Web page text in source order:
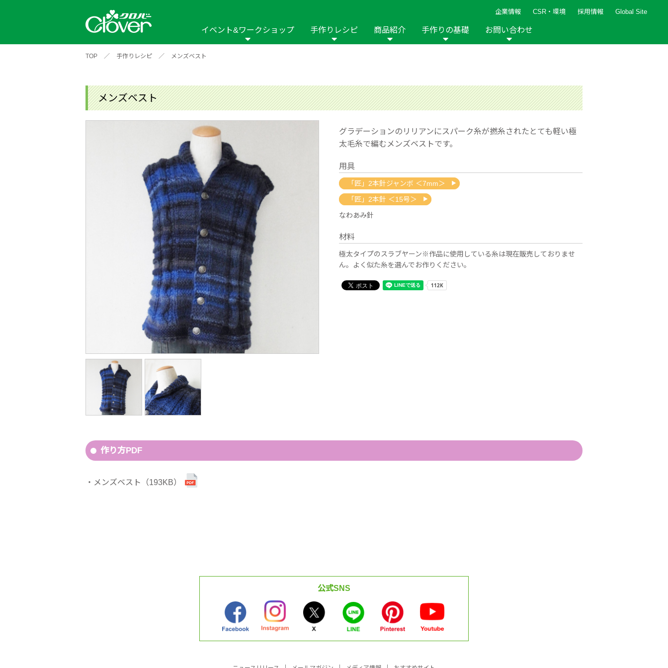
企業情報 CSR・環境 採用情報 Global Site
イベント&ワークショップ
ワークショップ
2024年
イベントレポート
2020年 2019年 2018年 2016年 2015年 2014年 2013年
手作りレシピ
アイテムから探す ソーイング パッチワーク・キルト
布の手芸
羊毛の手芸 刺しゅう
編み物 インテリア
その他
人気レシピ
商品紹介
新商品一覧 縫い針 ソーイング用品 はさみ ソーメニュ パッチワーク・キルト 手芸用品 編み針
編み物用品 インテリア 補修用品 ホビー材料・キット 作品本 おなまえつけグッズ ペーパークラフト
クロバーモチーフ ポルトボヌール
手作りの基礎 お問い合わせ
TOP ／ 手作りレシピ ／ メンズベスト
メンズベスト
グラデーションのリリアンにスパーク糸が撚糸されたとても軽い極
太毛糸で編むメンズベストです。
用具
「匠」2本針ジャンボ ＜7mm＞
「匠」2本針 ＜15号＞
なわあみ針
材料
極太タイプのスラブヤーン※作品に使用している糸は現在販売しておりませ
ん。よく似た糸を選んでお作りください。
作り方PDF
メンズベスト（193KB）
公式SNS